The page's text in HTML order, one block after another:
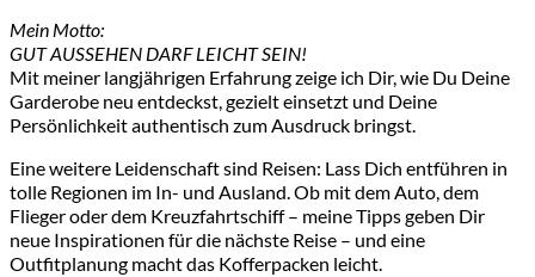
Mein Motto:
GUT AUSSEHEN DARF LEICHT SEIN!
Mit meiner langjährigen Erfahrung zeige ich Dir, wie Du Deine
Garderobe neu entdeckst, gezielt einsetzt und Deine
Persönlichkeit authentisch zum Ausdruck bringst.
Eine weitere Leidenschaft sind Reisen: Lass Dich entführen in
tolle Regionen im In- und Ausland. Ob mit dem Auto, dem
Flieger oder dem Kreuzfahrtschiff – meine Tipps geben Dir
neue Inspirationen für die nächste Reise – und eine
Outfitplanung macht das Kofferpacken leicht.